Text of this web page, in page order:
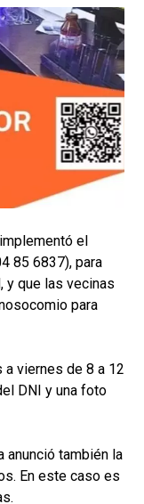
el
85 6837), para
y que las vecinas
para
a viernes de 8 a 12
DNI y una foto
también la
En este caso es